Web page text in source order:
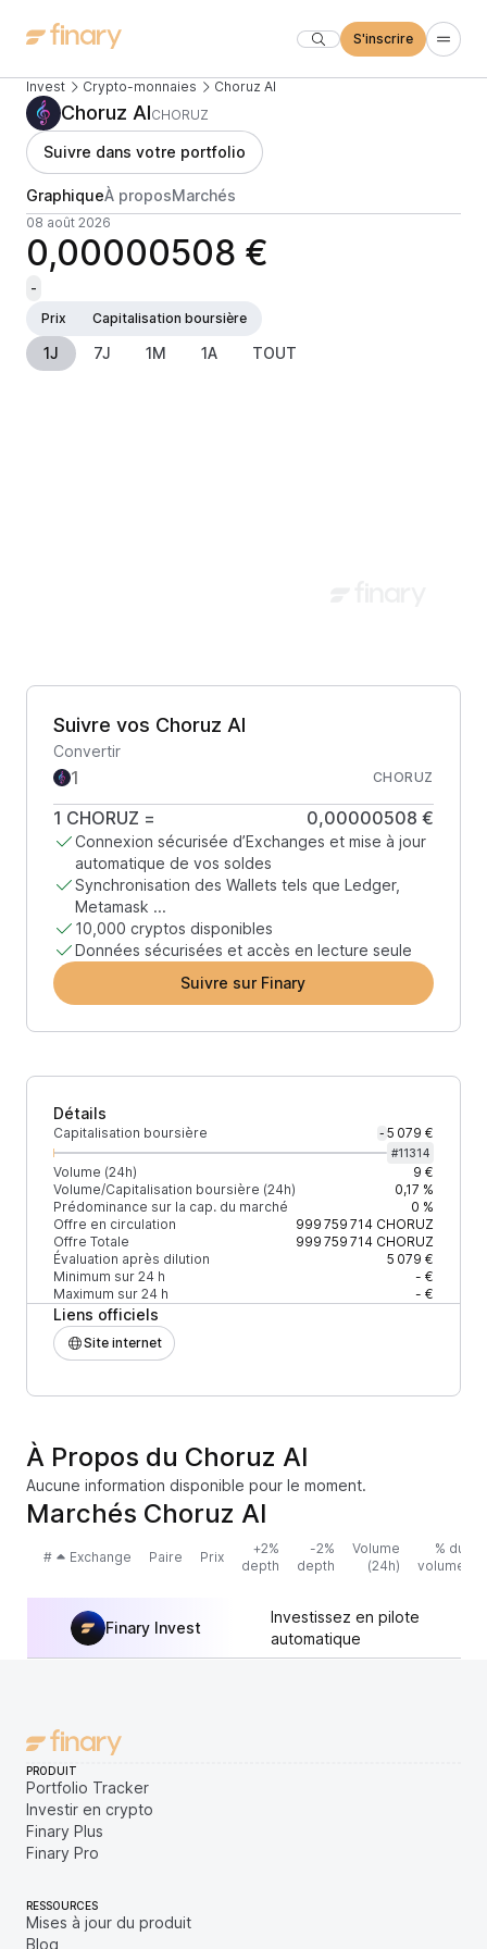
S'inscrire
Invest Crypto-monnaies Choruz AI
Choruz AICHORUZ
Suivre dans votre portfolio
GraphiqueÀ proposMarchés
08 août 2026
0,00000508 €
-
Prix
Capitalisation boursière
1J 7J 1M 1A TOUT
Suivre vos Choruz AI
Convertir
CHORUZ
1 CHORUZ = 0,00000508 €
Connexion sécurisée d’Exchanges et mise à jour
automatique de vos soldes
Synchronisation des Wallets tels que Ledger,
Metamask ...
10,000 cryptos disponibles
Données sécurisées et accès en lecture seule
Suivre sur Finary
Détails
Capitalisation boursière - 5 079 €
#11314
Volume (24h)
9 €
Volume/Capitalisation boursière (24h)
0,17 %
Prédominance sur la cap. du marché
0 %
Offre en circulation
999 759 714CHORUZ
Offre Totale
999 759 714CHORUZ
Évaluation après dilution
5 079 €
Minimum sur 24 h
- €
Maximum sur 24 h
- €
Liens officiels
Site internet
À Propos du Choruz AI
Aucune information disponible pour le moment.
Marchés Choruz AI
# Exchange Paire Prix
+2%
depth
-2%
depth
Volume
(24h)
% du
volume
Finary Invest
Investissez en pilote
automatique
PRODUIT
Portfolio Tracker
Investir en crypto
Finary Plus
Finary Pro
RESSOURCES
Mises à jour du produit
Blog